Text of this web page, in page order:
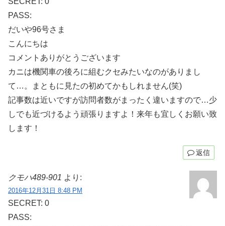
PASS:
だいや96号さま
こんにちは
コメントありがとうございます
カニは機関車の後ろに組むクセみたいなのがありまし
て…。まともに見たの初めてかもしれません(笑)
記事数は近いですが訪問者数がまったく違いますので…少
しでも近づけるよう頑張りますよ！来年も宜しくお願い致
します！
返信
クモハ489-901 より:
2016年12月31日 8:48 PM
SECRET: 0
PASS: